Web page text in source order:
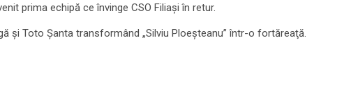
prima echipă ce învinge CSO Filiaşi în retur.
şi Toto Şanta transformând „Silviu Ploeşteanu” într-o fortăreaţă.